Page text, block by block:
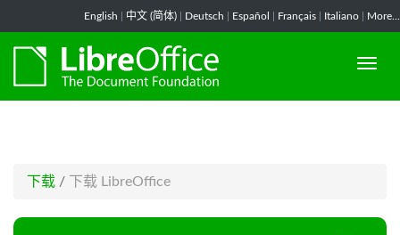
English 中文 (简体) Deutsch Español Français Italiano More...
下载 / 下载 LibreOffice